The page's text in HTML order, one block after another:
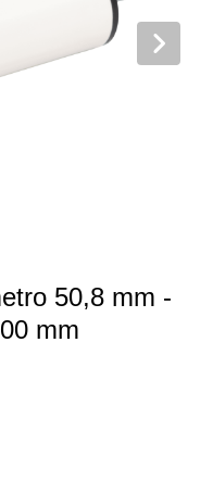
50,8 mm -
mm